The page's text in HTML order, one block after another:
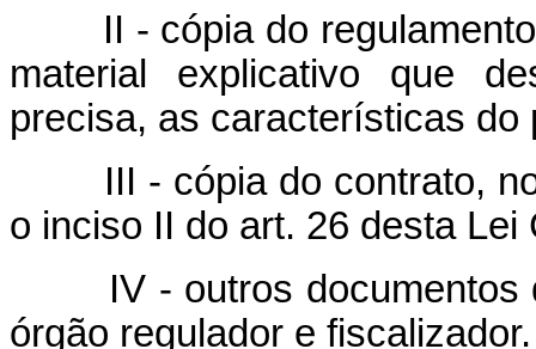
II - cópia do regulamento
material explicativo que
precisa, as características do
III - cópia do contrato, no
o inciso II do art. 26 desta Lei
IV - outros documentos
órgão regulador e fiscalizador.